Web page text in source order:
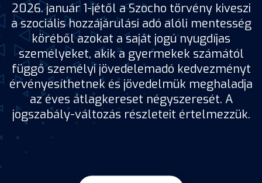
2026. január 1-jétől a Szocho törvény kiveszi
a szociális hozzájárulási adó alóli mentesség
köréből azokat a saját jogú nyugdíjas
személyeket, akik a gyermekek számától
függő személyi jövedelemadó kedvezményt
érvényesíthetnek és jövedelmük meghaladja
az éves átlagkereset négyszeresét. A
jogszabály-változás részleteit értelmezzük.